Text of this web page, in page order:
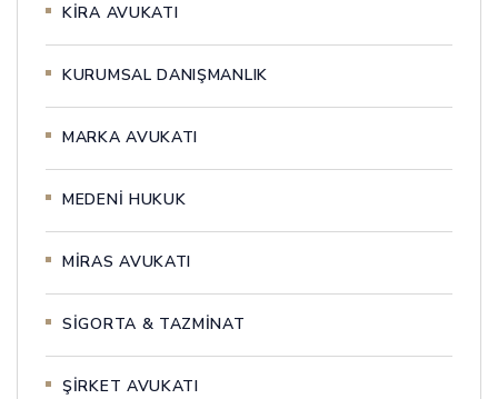
KİRA AVUKATI
KURUMSAL DANIŞMANLIK
MARKA AVUKATI
MEDENİ HUKUK
MİRAS AVUKATI
SİGORTA & TAZMİNAT
ŞİRKET AVUKATI